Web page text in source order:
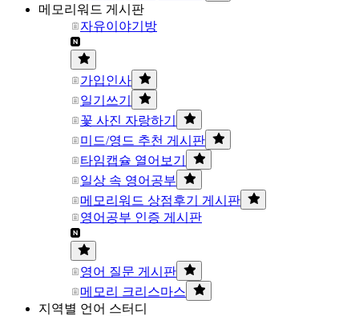
메모리워드 게시판
자유이야기방
가입인사
일기쓰기
꽃 사진 자랑하기
미드/영드 추천 게시판
타임캡슐 열어보기
일상 속 영어공부
메모리워드 상점후기 게시판
영어공부 인증 게시판
영어 질문 게시판
메모리 크리스마스
지역별 언어 스터디